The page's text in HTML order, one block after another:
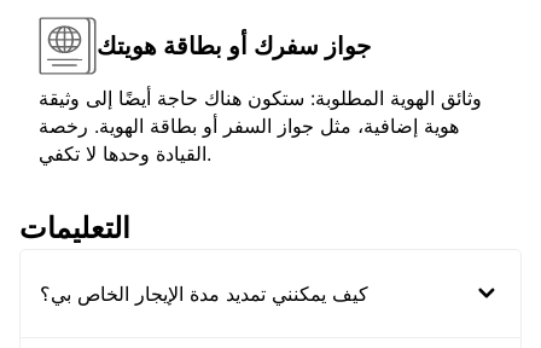
جواز سفرك أو بطاقة هويتك
وثائق الهوية المطلوبة: ستكون هناك حاجة أيضًا إلى وثيقة
هوية إضافية، مثل جواز السفر أو بطاقة الهوية. رخصة
القيادة وحدها لا تكفي.
التعليمات
كيف يمكنني تمديد مدة الإيجار الخاص بي؟